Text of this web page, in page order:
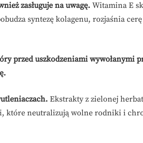
zasługuje na uwagę. Witamina E
syntezę kolagenu, rozjaśnia
przed uszkodzeniami wywołanymi
Ekstrakty z zielonej
które neutralizują wolne rodniki i